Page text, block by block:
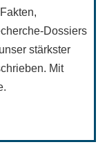
Dossiers
stärkster
Mit